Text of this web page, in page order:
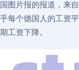
国图片报的报道，来
乎每个德国人的工资
期工资下降。